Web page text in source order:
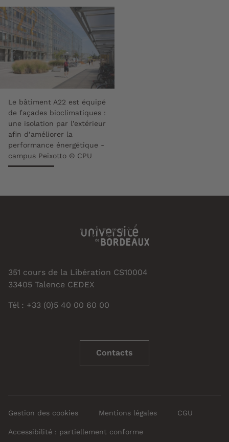
Le bâtiment A22 est équipé
de façades bioclimatiques :
une isolation par l’extérieur
afin d’améliorer la
performance énergétique -
campus Peixotto © CPU
351 cours de la Libération CS10004
33405 Talence CEDEX
Tél : +33 (0)5 40 00 60 00
Contacts
Gestion des cookies Mentions légales CGU
Accessibilité : partiellement conforme